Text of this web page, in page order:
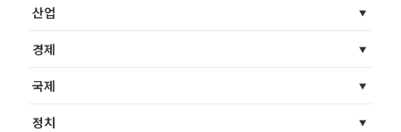
산업
경제
국제
정치